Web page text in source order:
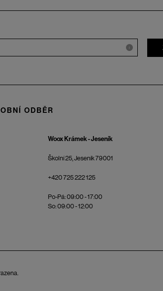
i
ODBĚR
Woox Krámek - Jeseník
Školní 25, Jeseník 79001
+420 725 222 125
Po-Pá: 09:00 - 17:00
So: 09:00 - 12:00